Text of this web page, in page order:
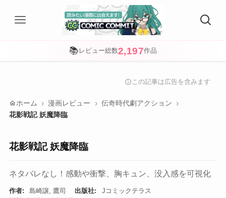
📚 レビュー総数2,197作品
info この記事は広告を含みます
home ホーム 漫画レビュー
伝奇時代劇アクション
花影戦記 妖魔降臨
花影戦記 妖魔降臨
ネタバレなし！感動や衝撃、胸キュン、没入感を可視化
作者: 島崎譲, 鷹司 出版社:
Jコミックテラス